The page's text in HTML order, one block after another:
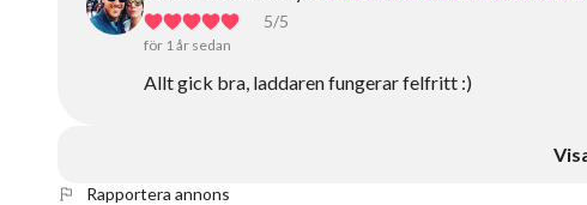
5/5
för 1 år sedan
Allt gick bra, laddaren fungerar felfritt :)
Rapportera annons